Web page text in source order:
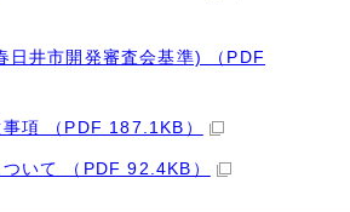
日井市開発審査会基準) （PDF
項 （PDF 187.1KB）
いて （PDF 92.4KB）